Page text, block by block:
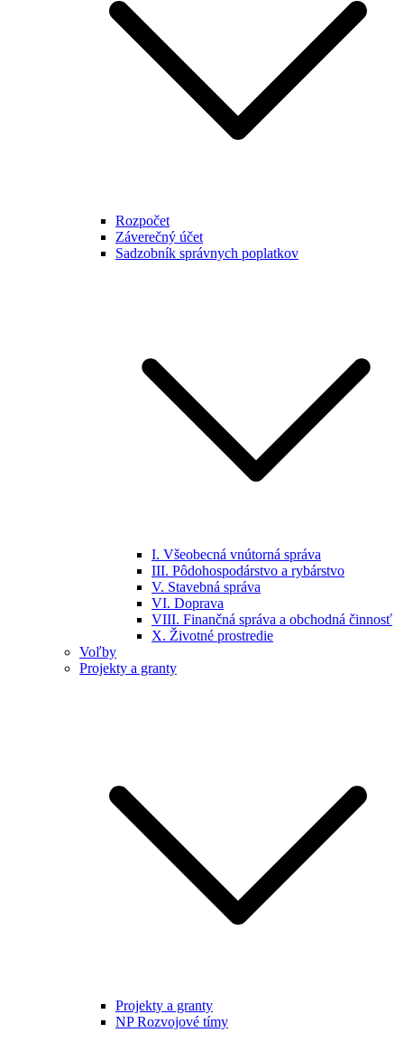
Rozpočet
Záverečný účet
Sadzobník správnych poplatkov
I. Všeobecná vnútorná správa
III. Pôdohospodárstvo a rybárstvo
V. Stavebná správa
VI. Doprava
VIII. Finančná správa a obchodná činnosť
X. Životné prostredie
Voľby
Projekty a granty
Projekty a granty
NP Rozvojové tímy